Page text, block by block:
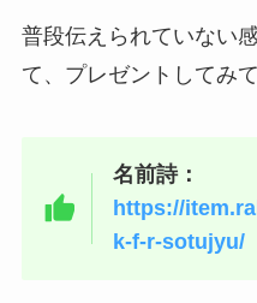
普段伝えられていない
て、プレゼントしてみ
名前詩：
https://
k-f-r-sotujyu/